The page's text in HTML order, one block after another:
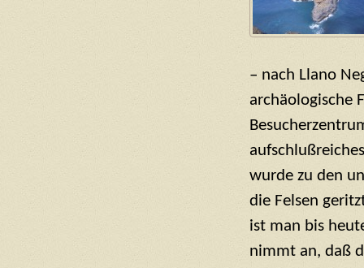
– nach Llano
archäologische
wurde zu den
die Felsen
ist man bis
nimmt an, daß